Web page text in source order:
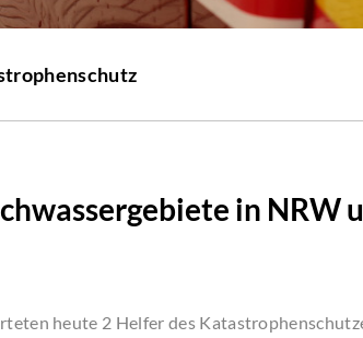
in NRW
heute 2 Helfer des